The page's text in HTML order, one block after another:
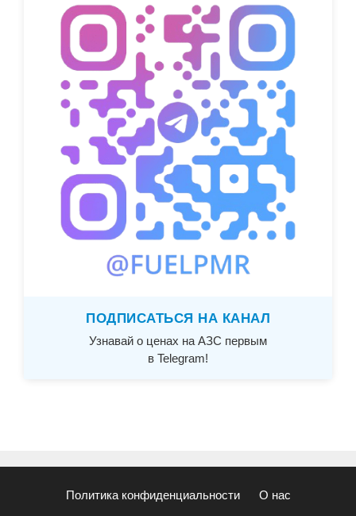
ПОДПИСАТЬСЯ НА КАНАЛ
Узнавай о ценах на АЗС первым
в Telegram!
Политика конфиденциальности О нас